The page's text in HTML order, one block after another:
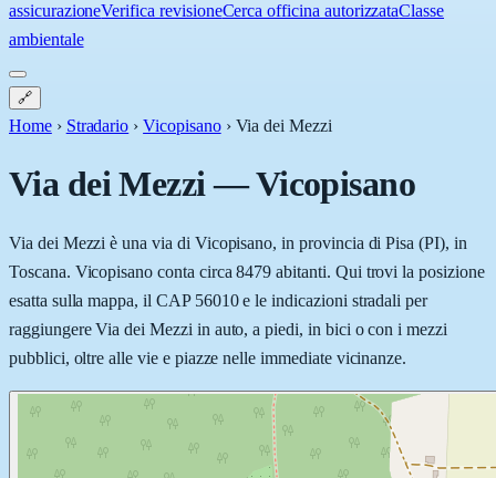
assicurazioneVerifica revisioneCerca officina autorizzataClasse
ambientale
🔗
Home › Stradario › Vicopisano › Via dei Mezzi
Via dei Mezzi—Vicopisano
Via dei Mezzi è una via di Vicopisano, in provincia di Pisa (PI), in
Toscana. Vicopisano conta circa 8479 abitanti. Qui trovi la posizione
esatta sulla mappa, il CAP 56010 e le indicazioni stradali per
raggiungere Via dei Mezzi in auto, a piedi, in bici o con i mezzi
pubblici, oltre alle vie e piazze nelle immediate vicinanze.